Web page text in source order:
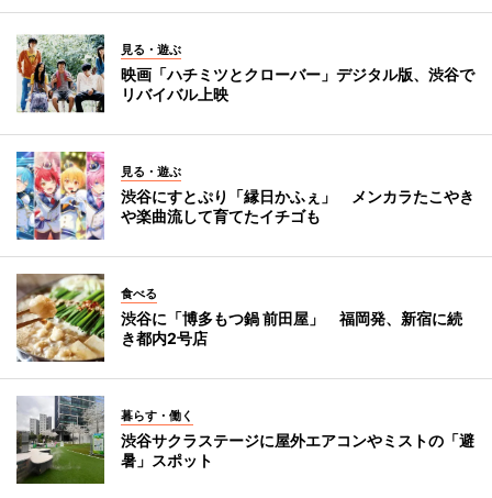
見る・遊ぶ
映画「ハチミツとクローバー」デジタル版、渋谷で
リバイバル上映
見る・遊ぶ
渋谷にすとぷり「縁日かふぇ」 メンカラたこやき
や楽曲流して育てたイチゴも
食べる
渋谷に「博多もつ鍋 前田屋」 福岡発、新宿に続
き都内2号店
暮らす・働く
渋谷サクラステージに屋外エアコンやミストの「避
暑」スポット